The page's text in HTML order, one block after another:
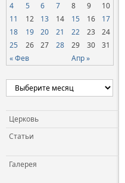
« Фев Апр »
4
5 6 7 8 9
10
11
12 13 14 15 16
17
18
19 20 21 22 23
24
25
26 27 28 29 30 31
Церковь
Статьи
Галерея